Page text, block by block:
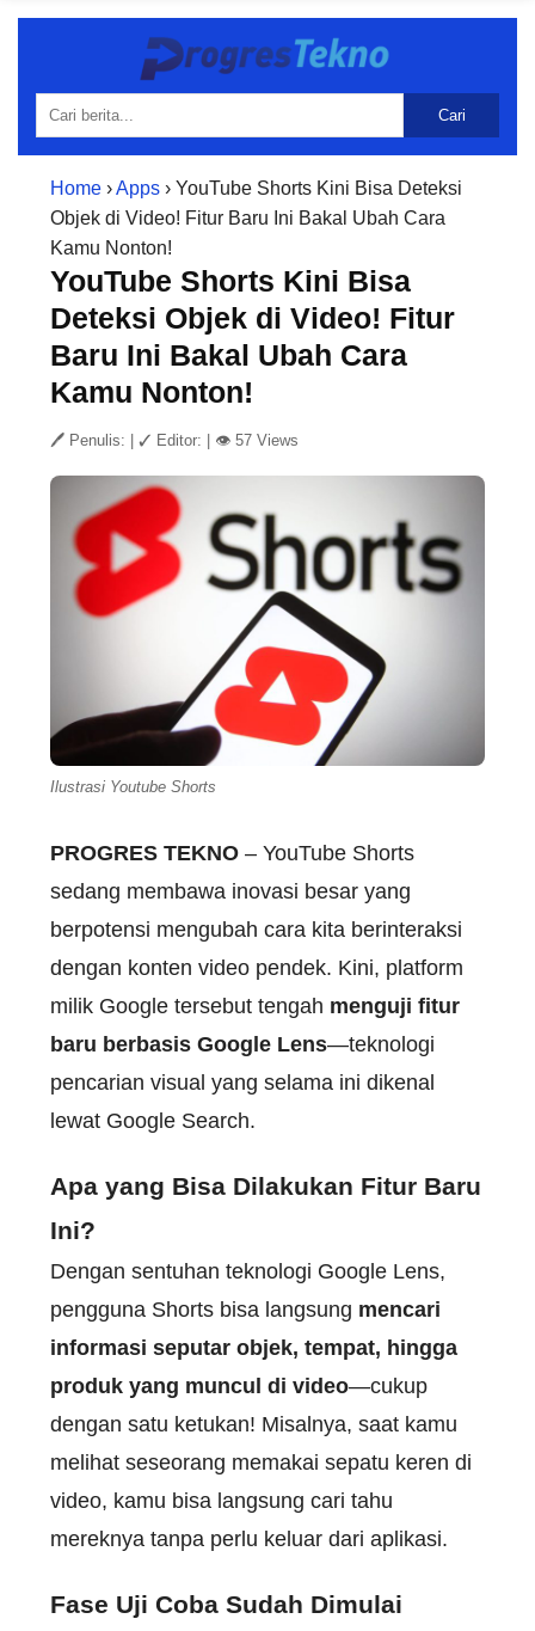
Cari
Home ›Apps › YouTube Shorts Kini Bisa Deteksi
Objek di Video! Fitur Baru Ini Bakal Ubah Cara
Kamu Nonton!
YouTube Shorts Kini Bisa
Deteksi Objek di Video! Fitur
Baru Ini Bakal Ubah Cara
Kamu Nonton!
🖊 Penulis: ✓ Editor: 👁 57 Views
Ilustrasi Youtube Shorts
PROGRES TEKNO – YouTube Shorts
sedang membawa inovasi besar yang
berpotensi mengubah cara kita berinteraksi
dengan konten video pendek. Kini, platform
milik Google tersebut tengah menguji fitur
baru berbasis Google Lens—teknologi
pencarian visual yang selama ini dikenal
lewat Google Search.
Apa yang Bisa Dilakukan Fitur Baru
Ini?
Dengan sentuhan teknologi Google Lens,
pengguna Shorts bisa langsung mencari
informasi seputar objek, tempat, hingga
produk yang muncul di video—cukup
dengan satu ketukan! Misalnya, saat kamu
melihat seseorang memakai sepatu keren di
video, kamu bisa langsung cari tahu
mereknya tanpa perlu keluar dari aplikasi.
Fase Uji Coba Sudah Dimulai